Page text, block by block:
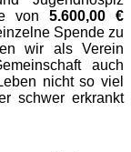
von 5.600,00 €
Spende zu
wir als Verein
auch
nicht so viel
schwer erkrankt